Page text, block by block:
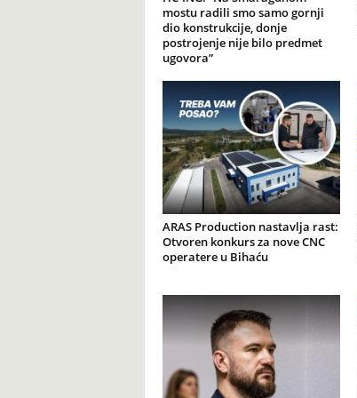
mostu radili smo samo gornji
dio konstrukcije, donje
postrojenje nije bilo predmet
ugovora”
ARAS Production nastavlja rast:
Otvoren konkurs za nove CNC
operatere u Bihaću